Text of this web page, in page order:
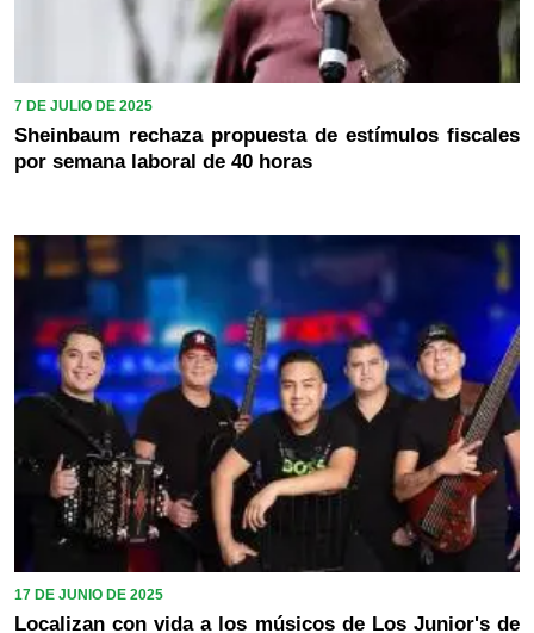
7 DE JULIO DE 2025
Sheinbaum rechaza propuesta de estímulos fiscales
por semana laboral de 40 horas
17 DE JUNIO DE 2025
Localizan con vida a los músicos de Los Junior's de